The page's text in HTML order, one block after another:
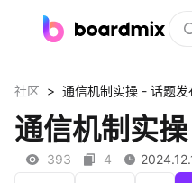
社区资源
下载
社区 > 通信机制实操 - 话题发
通信机制实
393 4